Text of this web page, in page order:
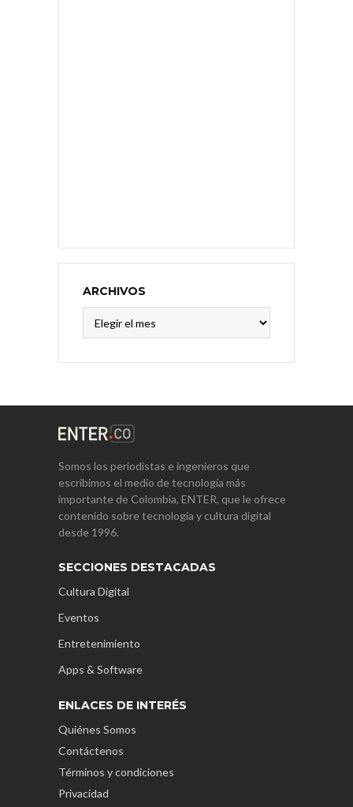
ARCHIVOS
Somos los periodistas e ingenieros que
escribimos el medio de tecnología más
importante de Colombia, ENTER, que le ofrece
contenido sobre tecnología y cultura digital
desde 1996.
SECCIONES DESTACADAS
Cultura Digital
Eventos
Entretenimiento
Apps & Software
ENLACES DE INTERÉS
Quiénes Somos
Contáctenos
Términos y condiciones
Privacidad